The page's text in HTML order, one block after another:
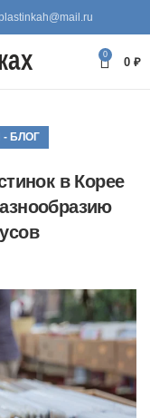
0
0 ₽
БЛОГ
в Корее